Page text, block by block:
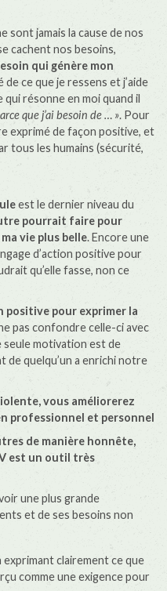
sont jamais la cause de nos
cachent nos besoins,
qui génère mon
ce que je ressens et j’aide
résonne en moi quand il
que j’ai besoin de … ». Pour
exprimé de façon positive, et
tous les humains (sécurité,
est le dernier niveau du
pourrait faire pour
vie plus belle. Encore une
d’action positive pour
qu’elle fasse, non ce
pour exprimer la
pas confondre celle-ci avec
seule motivation est de
quelqu’un a enrichi notre
vous améliorerez
professionnel et personnel
de manière honnête,
est un outil très
une plus grande
et de ses besoins non
clairement ce que
comme une exigence pour